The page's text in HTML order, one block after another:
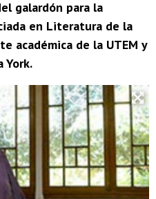
galardón para la
en Literatura de la
académica de la UTEM y
York.